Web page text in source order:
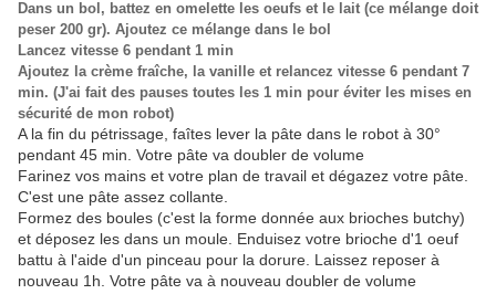
Dans un bol, battez en omelette les oeufs et le lait (ce mélange doit
peser 200 gr). Ajoutez ce mélange dans le bol
Lancez vitesse 6 pendant 1 min
Ajoutez la crème fraîche, la vanille et relancez vitesse 6 pendant 7
min. (J'ai fait des pauses toutes les 1 min pour éviter les mises en
sécurité de mon robot)
A la fin du pétrissage, faîtes lever la pâte dans le robot à 30°
pendant 45 min. Votre pâte va doubler de volume
Farinez vos mains et votre plan de travail et dégazez votre pâte.
C'est une pâte assez collante.
Formez des boules (c'est la forme donnée aux brioches butchy)
et déposez les dans un moule. Enduisez votre brioche d'1 oeuf
battu à l'aide d'un pinceau pour la dorure. Laissez reposer à
nouveau 1h. Votre pâte va à nouveau doubler de volume